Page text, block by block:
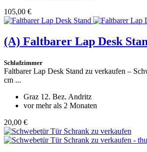
105,00 €
(A) Faltbarer Lap Desk
Schlafzimmer
Faltbarer Lap Desk Stand zu verkaufen –
cm ...
Graz 12. Bez. Andritz
vor mehr als 2 Monaten
20,00 €